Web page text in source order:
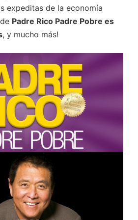
expeditas de la economía
Padre Rico Padre Pobre es
, y mucho más!